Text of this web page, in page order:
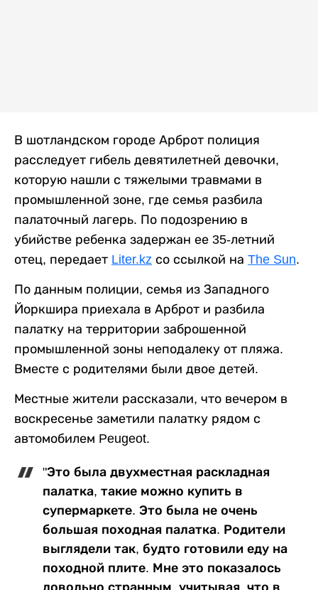
В шотландском городе Арброт полиция
расследует гибель девятилетней девочки,
которую нашли с тяжелыми травмами в
промышленной зоне, где семья разбила
палаточный лагерь. По подозрению в
убийстве ребенка задержан ее 35-летний
отец, передает Liter.kz со ссылкой на The Sun.
По данным полиции, семья из Западного
Йоркшира приехала в Арброт и разбила
палатку на территории заброшенной
промышленной зоны неподалеку от пляжа.
Вместе с родителями были двое детей.
Местные жители рассказали, что вечером в
воскресенье заметили палатку рядом с
автомобилем Peugeot.
"Это была двухместная раскладная
палатка, такие можно купить в
супермаркете. Это была не очень
большая походная палатка. Родители
выглядели так, будто готовили еду на
походной плите. Мне это показалось
довольно странным, учитывая, что в